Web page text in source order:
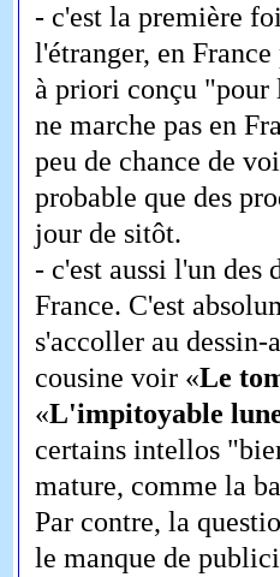
- c'est la première
l'étranger, en
à priori conçu
ne marche pas en
peu de chance de
probable que des
jour de sitôt.
- c'est aussi l'un des
France. C'est
s'accoller au
cousine voir «Le
«L'impitoyable
certains intellos
mature, comme la
Par contre, la
le manque de